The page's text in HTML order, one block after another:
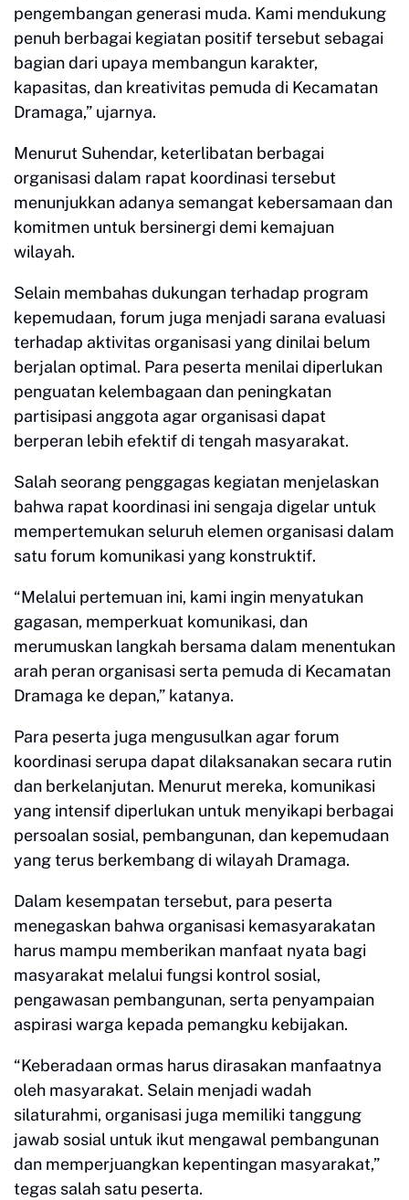
pengembangan generasi muda. Kami mendukung
penuh berbagai kegiatan positif tersebut sebagai
bagian dari upaya membangun karakter,
kapasitas, dan kreativitas pemuda di Kecamatan
Dramaga,” ujarnya.
Menurut Suhendar, keterlibatan berbagai
organisasi dalam rapat koordinasi tersebut
menunjukkan adanya semangat kebersamaan dan
komitmen untuk bersinergi demi kemajuan
wilayah.
Selain membahas dukungan terhadap program
kepemudaan, forum juga menjadi sarana evaluasi
terhadap aktivitas organisasi yang dinilai belum
berjalan optimal. Para peserta menilai diperlukan
penguatan kelembagaan dan peningkatan
partisipasi anggota agar organisasi dapat
berperan lebih efektif di tengah masyarakat.
Salah seorang penggagas kegiatan menjelaskan
bahwa rapat koordinasi ini sengaja digelar untuk
mempertemukan seluruh elemen organisasi dalam
satu forum komunikasi yang konstruktif.
“Melalui pertemuan ini, kami ingin menyatukan
gagasan, memperkuat komunikasi, dan
merumuskan langkah bersama dalam menentukan
arah peran organisasi serta pemuda di Kecamatan
Dramaga ke depan,” katanya.
Para peserta juga mengusulkan agar forum
koordinasi serupa dapat dilaksanakan secara rutin
dan berkelanjutan. Menurut mereka, komunikasi
yang intensif diperlukan untuk menyikapi berbagai
persoalan sosial, pembangunan, dan kepemudaan
yang terus berkembang di wilayah Dramaga.
Dalam kesempatan tersebut, para peserta
menegaskan bahwa organisasi kemasyarakatan
harus mampu memberikan manfaat nyata bagi
masyarakat melalui fungsi kontrol sosial,
pengawasan pembangunan, serta penyampaian
aspirasi warga kepada pemangku kebijakan.
“Keberadaan ormas harus dirasakan manfaatnya
oleh masyarakat. Selain menjadi wadah
silaturahmi, organisasi juga memiliki tanggung
jawab sosial untuk ikut mengawal pembangunan
dan memperjuangkan kepentingan masyarakat,”
tegas salah satu peserta.